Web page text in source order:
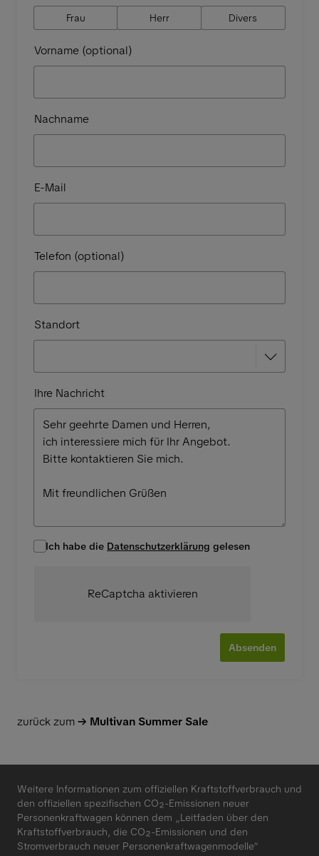
Frau Herr Divers
Vorname (optional)
Nachname
E-Mail
Telefon (optional)
Standort
Ihre Nachricht
Ich habe die Datenschutzerklärung gelesen
ReCaptcha aktivieren
Absenden
zurück zum Multivan Summer Sale
Weitere Informationen zum offiziellen Kraftstoffverbrauch und
den offiziellen spezifischen CO₂-Emissionen neuer
Personenkraftwagen können dem „Leitfaden über den
Kraftstoffverbrauch, die CO₂-Emissionen und den
Stromverbrauch neuer Personenkraftwagenmodelle“